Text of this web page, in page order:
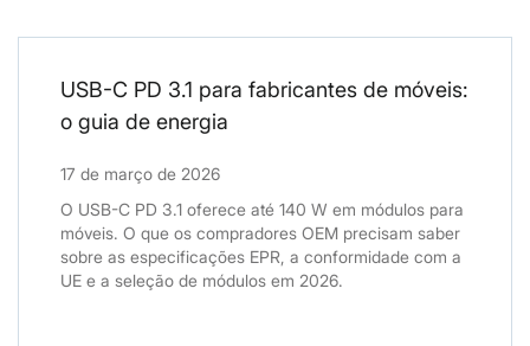
USB-C PD 3.1 para fabricantes de móveis:
o guia de energia
17 de março de 2026
O USB-C PD 3.1 oferece até 140 W em módulos para
móveis. O que os compradores OEM precisam saber
sobre as especificações EPR, a conformidade com a
UE e a seleção de módulos em 2026.